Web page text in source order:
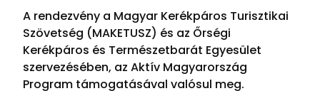
A rendezvény a Magyar Kerékpáros Turisztikai
Szövetség (MAKETUSZ) és az Őrségi
Kerékpáros és Természetbarát Egyesület
szervezésében, az Aktív Magyarország
Program támogatásával valósul meg.